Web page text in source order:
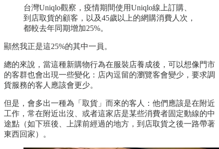
台灣Uniqlo觀察，疫情期間使用Uniqlo線上訂購、
到店取貨的顧客，以及45歲以上的網購消費人次，
都較去年同期增加25%。
顯然我正是這25%的其中一員。
總的來說，當這種新購物行為在服裝店養成後，可以想像門市
的客群也會出現一些變化：店內逗留的瀏覽客會變少，要求調
貨服務的客人應該會更少。
但是，會多出一種為「取貨」而來的客人：他們應該是在附近
工作，常在附近出沒、或者這家店是某些消費者固定動線的中
途點（如下班後、上課前經過的地方，到店取貨之後一路帶著
東西回家）。